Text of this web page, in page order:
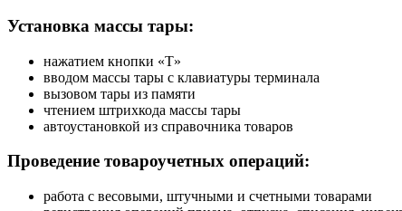
Установка массы тары:
нажатием кнопки «T»
вводом массы тары с клавиатуры терминала
вызовом тары из памяти
чтением штрихкода массы тары
автоустановкой из справочника товаров
Проведение товароучетных операций:
работа с весовыми, штучными и счетными товарами